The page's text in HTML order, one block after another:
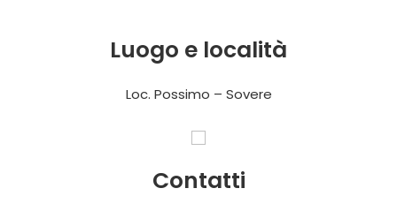
Luogo e località
Loc. Possimo – Sovere
Contatti